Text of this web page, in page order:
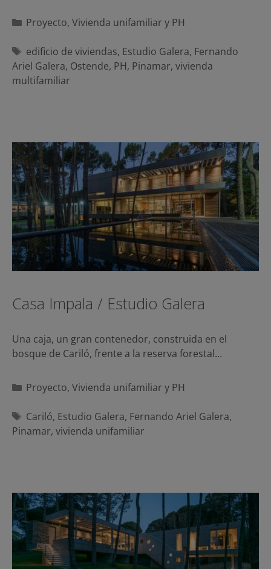
Categorías
Proyecto, Vivienda unifamiliar y PH
Etiquetas
edificio de viviendas, Estudio Galera, Fernando
Ariel Galera, Ostende, PH, Pinamar, vivienda
multifamiliar
Casa Impala / Estudio Galera
Una caja, un gran contenedor, construida en el
bosque de Cariló, frente a la reserva forestal…
Categorías
Proyecto, Vivienda unifamiliar y PH
Etiquetas
Cariló, Estudio Galera, Fernando Ariel Galera,
Pinamar, vivienda unifamiliar